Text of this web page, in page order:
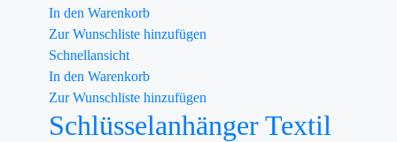
In den Warenkorb
Zur Wunschliste hinzufügen
Schnellansicht
In den Warenkorb
Zur Wunschliste hinzufügen
Schlüsselanhänger Textil